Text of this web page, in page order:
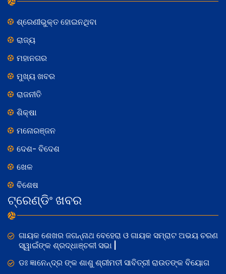
ଶ୍ରେଣୀଭୁକ୍ତ ହୋଇନଥିବା
ରାଜ୍ୟ
ମହାନଗର
ମୁଖ୍ୟ ଖବର
ରାଜନୀତି
ଶିକ୍ଷା
ମନୋରଞ୍ଜନ
ଦେଶ- ବିଦେଶ
ଖେଳ
ବିଶେଷ
ଟ୍ରେଣ୍ଡିଂ ଖବର
ଗାୟକ ଶେଖର ଜଗନ୍ନାଥ ବେହେରା ଓ ଗାୟକ ସମ୍ରାଟ ଅଭୟ ଚରଣ
ସ୍ୱାଇଁଙ୍କ ଶ୍ରଦ୍ଧାଞ୍ଚଳୀ ସଭା |
ଡଃ ଜ୍ଞାନେନ୍ଦ୍ର ଙ୍କ ଶାଶୁ ଶ୍ରୀମତୀ ସାବିତ୍ରୀ ରାଉତଙ୍କ ବିୟୋଗ